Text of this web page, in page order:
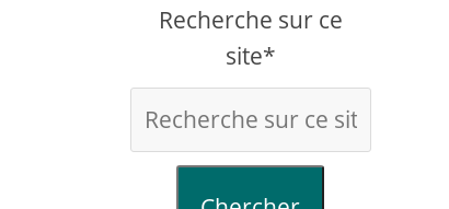
Recherche sur ce
site*